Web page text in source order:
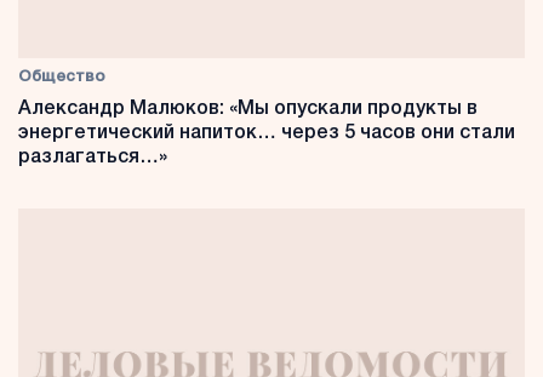
Общество
Александр Малюков: «Мы опускали продукты в
энергетический напиток… через 5 часов они стали
разлагаться…»